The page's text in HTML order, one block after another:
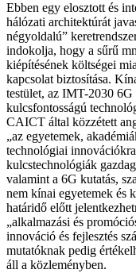
Ebben egy elosztott és
hálózati architektúrát
négyoldalú”
indokolja, hogy a sűrű
kiépítésének költségei
kapcsolat biztosítása.
testület, az IMT-2030 6G
kulcsfontosságú
CAICT által közzétett
„az egyetemek,
technológiai
kulcstechnológiák
valamint a 6G kutatás,
nem kínai egyetemek és
határidő előtt
„alkalmazási és
innováció és fejlesztés
mutatóknak pedig
áll a közleményben.